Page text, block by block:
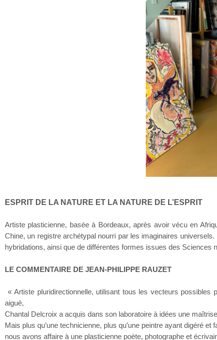
ESPRIT DE LA NATURE ET LA NATURE DE L’ESPRIT
Artiste plasticienne, basée à Bordeaux, après avoir vécu en
Chine, un registre archétypal nourri par les imaginaires
hybridations, ainsi que de différentes formes issues des Sciences
LE COMMENTAIRE DE JEAN-PHILIPPE RAUZET
« Artiste pluridirectionnelle, utilisant tous les vecteurs
aiguë,
Chantal Delcroix a acquis dans son laboratoire à idées une
Mais plus qu’une technicienne, plus qu’une peintre ayant digéré
nous avons affaire à une plasticienne poète, photographe et